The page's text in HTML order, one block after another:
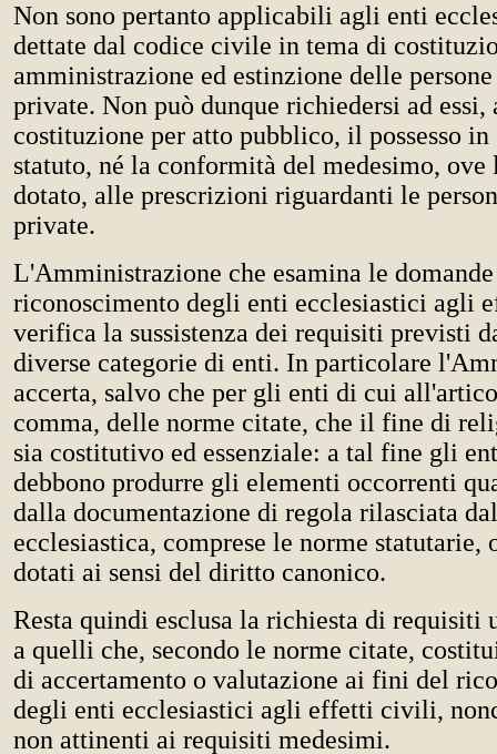
Non sono pertanto applicabili agli enti
dettate dal codice civile in tema di
amministrazione ed estinzione delle
private. Non può dunque richiedersi ad essi,
costituzione per atto pubblico, il possesso
statuto, né la conformità del medesimo, ove
dotato, alle prescrizioni riguardanti le
private.
L'Amministrazione che esamina le
riconoscimento degli enti ecclesiastici agli
verifica la sussistenza dei requisiti previsti
diverse categorie di enti. In particolare
accerta, salvo che per gli enti di cui
comma, delle norme citate, che il fine di
sia costitutivo ed essenziale: a tal fine gli
debbono produrre gli elementi occorrenti
dalla documentazione di regola rilasciata
ecclesiastica, comprese le norme statutarie,
dotati ai sensi del diritto canonico.
Resta quindi esclusa la richiesta di requisiti
a quelli che, secondo le norme citate,
di accertamento o valutazione ai fini del
degli enti ecclesiastici agli effetti civili,
non attinenti ai requisiti medesimi.